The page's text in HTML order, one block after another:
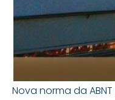
Nova norma da